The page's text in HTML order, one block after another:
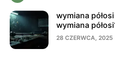
wymiana
wymiana
28 CZERWCA, 2025